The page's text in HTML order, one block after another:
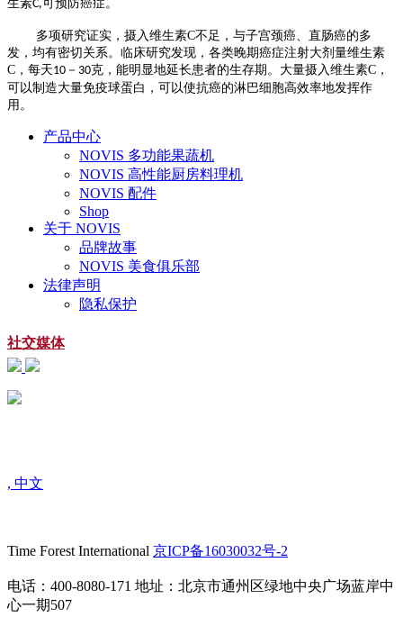
生素C,可预防癌症。
多项研究证实，摄入维生素C不足，与子宫颈癌、直肠癌的多
发，均有密切关系。 临床研究发现，各类晚期癌症注射大剂量维生素
C，每天10 － 30克，能明显地延长患者的生存期。 大量摄入维生素C ，
可以制造大量免疫球蛋白，可以使抗癌的淋巴细胞高效率地发挥作
用。
产品中心
NOVIS 多功能果蔬机
NOVIS 高性能厨房料理机
NOVIS 配件
Shop
关于 NOVIS
品牌故事
NOVIS 美食俱乐部
法律声明
隐私保护
社交媒体
, 中文
Time Forest International 京ICP备16030032号-2
电话：400-8080-171 地址：北京市通州区绿地中央广场蓝岸中
心一期507